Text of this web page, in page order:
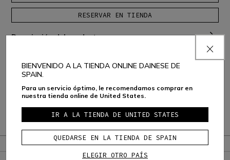
RESERVAR EN TIENDA
Descripción del producto
Envío y Devoluciones
Consumer Care
Garantía
BIENVENIDO A LA TIENDA ONLINE DAINESE DE
SPAIN.
Para un servicio óptimo, le recomendamos comprar en
nuestra tienda online de United States.
IR A LA TIENDA DE UNITED STATES
QUEDARSE EN LA TIENDA DE SPAIN
ELEGIR OTRO PAÍS